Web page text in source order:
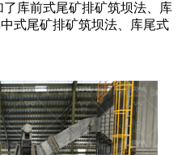
库前式尾矿排矿筑坝法、库
式尾矿排矿筑坝法、库尾式